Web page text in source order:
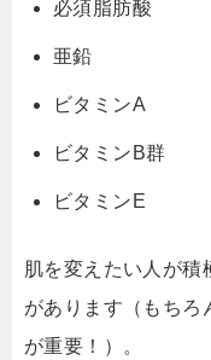
必須脂肪酸
亜鉛
ビタミンA
ビタミンB群
ビタミンE
肌を変えたい人が
があります（もちろ
が重要！）。